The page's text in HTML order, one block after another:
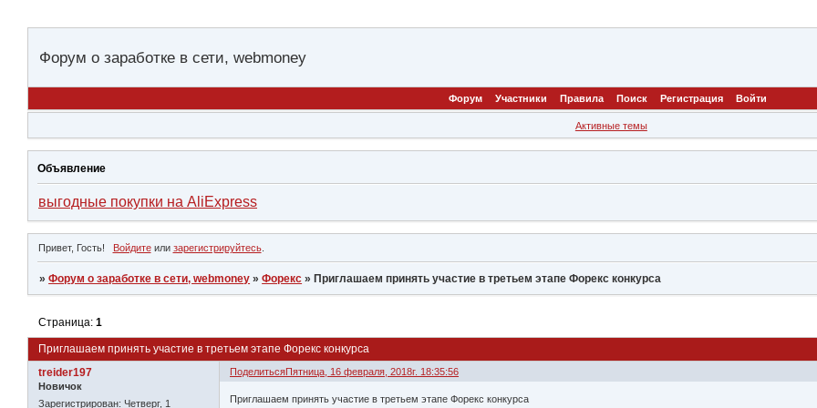
Форум о заработке в сети, webmoney
Форум Участники Правила Поиск Регистрация Войти
Активные темы
Объявление
выгодные покупки на AliExpress
Привет, Гость! Войдитеили зарегистрируйтесь.
»Форум о заработке в сети, webmoney »Форекс » Приглашаем принять участие в третьем этапе Форекс конкурса
Приглашаем принять участие в третьем этапе Форекс конкурса
Страница:1
ПоделитьсяПятница, 16 февраля, 2018г. 18:35:56
treider197
Новичок
Зарегистрирован: Четверг, 1 Приглашаем принять участие в третьем этапе Форекс конкурса